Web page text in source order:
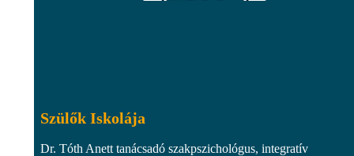
Szülők Iskolája
Dr. Tóth Anett tanácsadó szakpszichológus, integratív